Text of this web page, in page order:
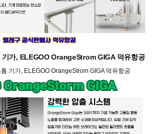
기가, ELEGOO OrangeStrom GIGA 덕유항공
기가, ELEGOO OrangeStrom GIGA 덕유항공